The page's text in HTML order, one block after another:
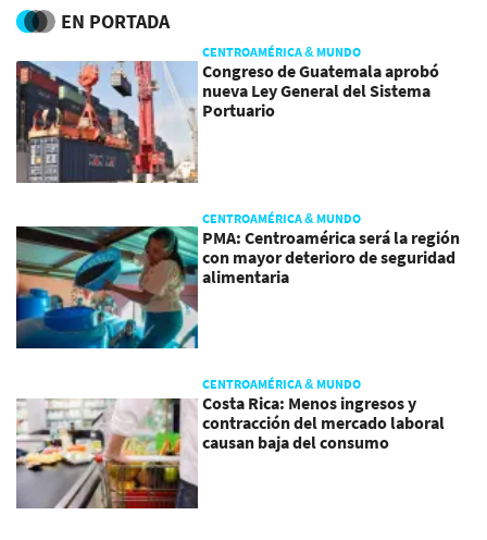
EN PORTADA
CENTROAMÉRICA & MUNDO
Congreso de Guatemala aprobó
nueva Ley General del Sistema
Portuario
CENTROAMÉRICA & MUNDO
PMA: Centroamérica será la región
con mayor deterioro de seguridad
alimentaria
CENTROAMÉRICA & MUNDO
Costa Rica: Menos ingresos y
contracción del mercado laboral
causan baja del consumo